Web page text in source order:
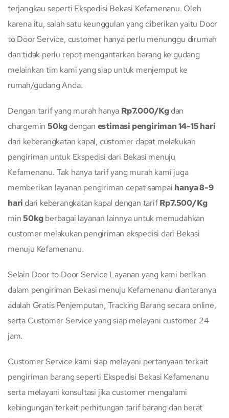
terjangkau seperti Ekspedisi Bekasi Kefamenanu. Oleh
karena itu, salah satu keunggulan yang diberikan yaitu Door
to Door Service, customer hanya perlu menunggu dirumah
dan tidak perlu repot mengantarkan barang ke gudang
melainkan tim kami yang siap untuk menjemput ke
rumah/gudang Anda.
Dengan tarif yang murah hanya Rp7.000/Kgdan
chargemin50kgdengan estimasi pengiriman 14-15 hari
dari keberangkatan kapal, customer dapat melakukan
pengiriman untuk Ekspedisi dari Bekasi menuju
Kefamenanu. Tak hanya tarif yang murah kami juga
memberikan layanan pengiriman cepat sampai hanya 8-9
hari dari keberangkatan kapal dengan tarifRp7.500/Kg
min50kgberbagai layanan lainnya untuk memudahkan
customer melakukan pengiriman ekspedisi dari Bekasi
menuju Kefamenanu.
Selain Door to Door Service Layanan yang kami berikan
dalam pengiriman Bekasi menuju Kefamenanu diantaranya
adalah Gratis Penjemputan, Tracking Barang secara online,
serta Customer Service yang siap melayani customer 24
jam.
Customer Service kami siap melayani pertanyaan terkait
pengiriman barang seperti Ekspedisi Bekasi Kefamenanu
serta melayani konsultasi jika customer mengalami
kebingungan terkait perhitungan tarif barang dan berat